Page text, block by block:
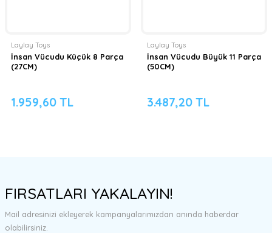
Laylay Toys
İnsan Vücudu Küçük 8 Parça
(27CM)
1.959,60 TL
Laylay Toys
İnsan Vücudu Büyük 11 Parça
(50CM)
3.487,20 TL
FIRSATLARI YAKALAYIN!
Mail adresinizi ekleyerek kampanyalarımızdan anında haberdar
olabilirsiniz.